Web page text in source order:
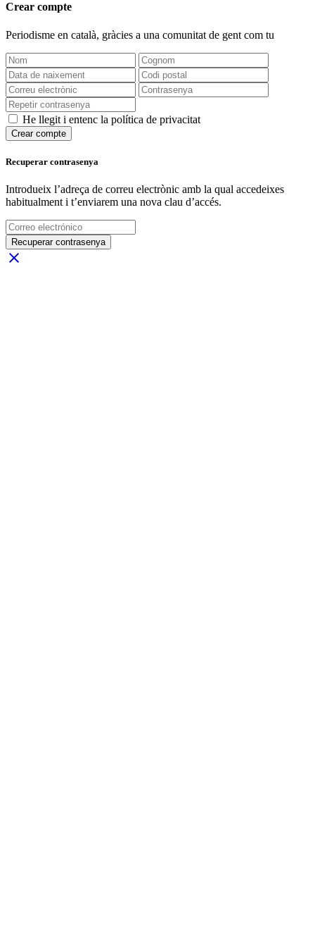
Crear compte
Periodisme en català, gràcies a una comunitat de gent com tu
He llegit i entenc la política de privacitat
Crear compte
Recuperar contrasenya
Introdueix l’adreça de correu electrònic amb la qual accedeixes
habitualment i t’enviarem una nova clau d’accés.
Recuperar contrasenya
close